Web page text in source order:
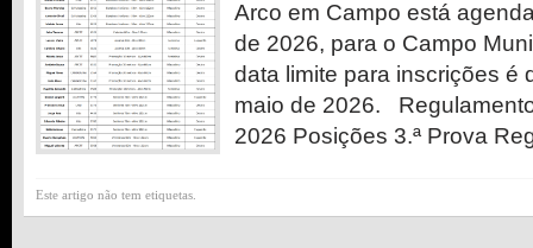
Arco em Campo está
de 2026, para o Campo
data limite para inscrições é
maio de 2026.
2026 Posições 3.ª Prova
Este artigo não tem etiquetas.